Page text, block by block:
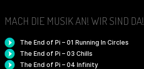
MACH DIE MUSIK AN! WIR SIND DA!